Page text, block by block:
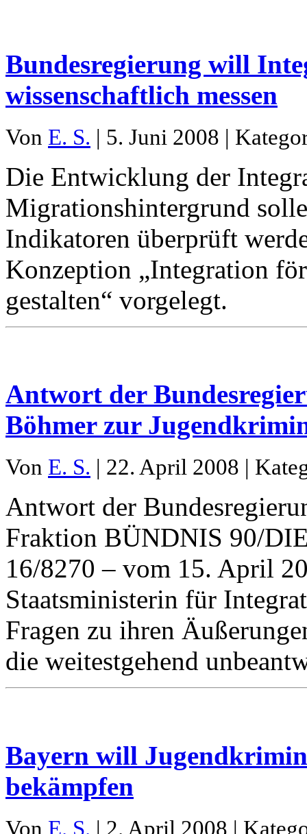
Bundesregierung will
wissenschaftlich messen
Von E. S. | 5. Juni 2008 |
Die Entwicklung der
Migrationshintergrund
Indikatoren überprüft
Konzeption „Integration
gestalten“ vorgelegt.
Antwort der
Böhmer zur
Von E. S. | 22. April 2008 |
Antwort der
Fraktion BÜNDNIS 90/
16/8270 – vom 15. April
Staatsministerin für
Fragen zu ihren
die weitestgehend
Bayern will
bekämpfen
Von E. S. | 2. April 2008 |